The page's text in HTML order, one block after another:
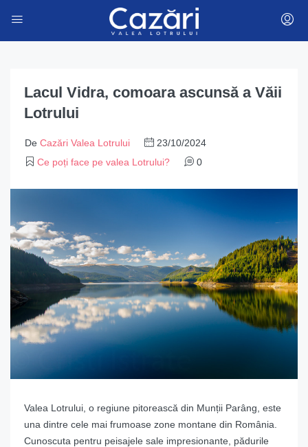
Lacul Vidra, comoara ascunsă a Văii
Lotrului
De Cazări Valea Lotrului
23/10/2024
Ce poți face pe valea Lotrului?
0
Valea Lotrului, o regiune pitorească din Munții Parâng, este
una dintre cele mai frumoase zone montane din România.
Cunoscuta pentru peisajele sale impresionante, pădurile